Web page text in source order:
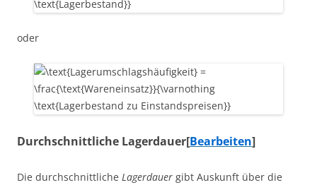
oder
Durchschnittliche Lagerdauer[Bearbeiten]
Die durchschnittliche Lagerdauer gibt Auskunft über die